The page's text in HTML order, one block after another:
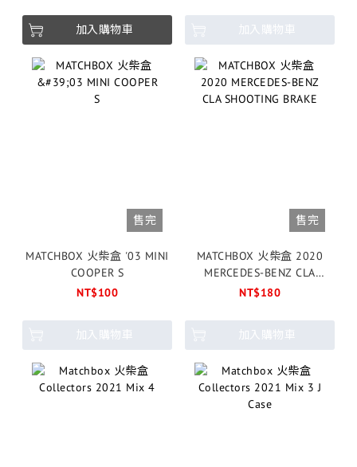
加入購物車 加入購物車
售完
MATCHBOX 火柴盒 '03 MINI
COOPER S
NT$100
加入購物車
售完
MATCHBOX 火柴盒 2020
MERCEDES-BENZ CLA
SHOOTING BRAKE
NT$180
加入購物車